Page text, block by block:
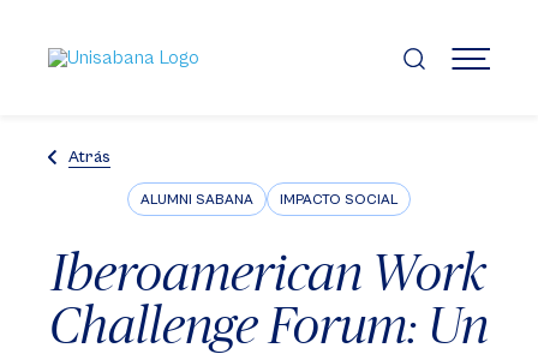
contenido
principal
MENÚ
Atrás
ALUMNI SABANA IMPACTO SOCIAL
Iberoamerican Work
Challenge Forum: Un